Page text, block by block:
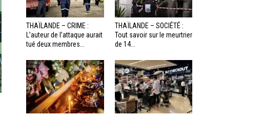
THAÏLANDE – CRIME :
L’auteur de l’attaque aurait
tué deux membres...
THAÏLANDE – SOCIÉTÉ :
Tout savoir sur le meurtrier
de 14...